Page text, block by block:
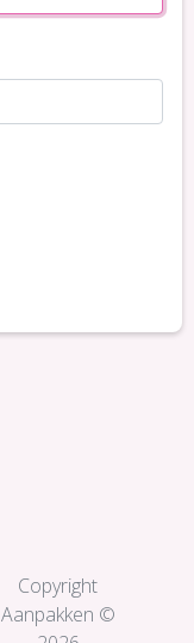
Copyright
Aanpakken ©